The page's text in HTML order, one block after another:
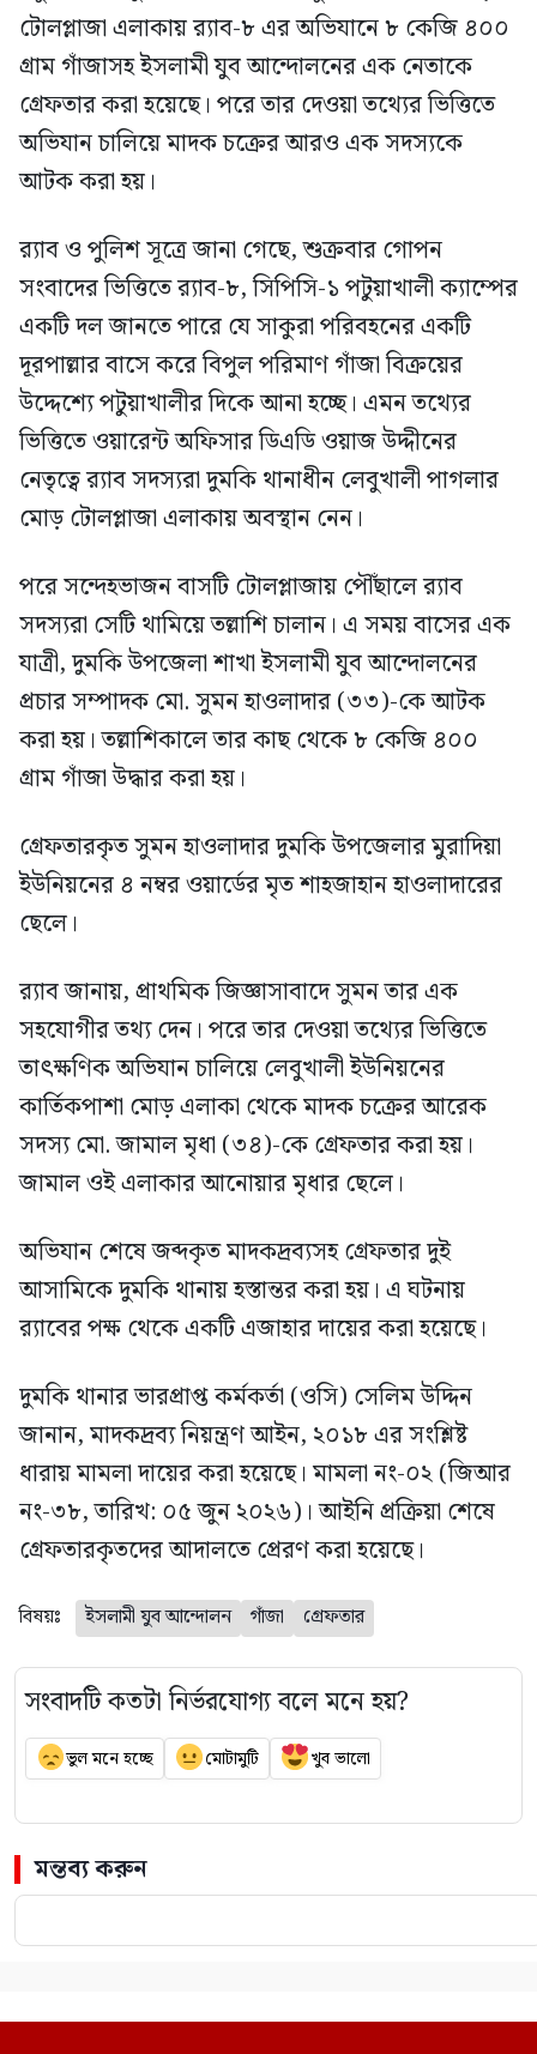
টোলপ্লাজা এলাকায় র‍্যাব-৮ এর অভিযানে ৮ কেজি ৪০০
গ্রাম গাঁজাসহ ইসলামী যুব আন্দোলনের এক নেতাকে
গ্রেফতার করা হয়েছে। পরে তার দেওয়া তথ্যের ভিত্তিতে
অভিযান চালিয়ে মাদক চক্রের আরও এক সদস্যকে
আটক করা হয়।
র‍্যাব ও পুলিশ সূত্রে জানা গেছে, শুক্রবার গোপন
সংবাদের ভিত্তিতে র‍্যাব-৮, সিপিসি-১ পটুয়াখালী ক্যাম্পের
একটি দল জানতে পারে যে সাকুরা পরিবহনের একটি
দূরপাল্লার বাসে করে বিপুল পরিমাণ গাঁজা বিক্রয়ের
উদ্দেশ্যে পটুয়াখালীর দিকে আনা হচ্ছে। এমন তথ্যের
ভিত্তিতে ওয়ারেন্ট অফিসার ডিএডি ওয়াজ উদ্দীনের
নেতৃত্বে র‍্যাব সদস্যরা দুমকি থানাধীন লেবুখালী পাগলার
মোড় টোলপ্লাজা এলাকায় অবস্থান নেন।
পরে সন্দেহভাজন বাসটি টোলপ্লাজায় পৌঁছালে র‍্যাব
সদস্যরা সেটি থামিয়ে তল্লাশি চালান। এ সময় বাসের এক
যাত্রী, দুমকি উপজেলা শাখা ইসলামী যুব আন্দোলনের
প্রচার সম্পাদক মো. সুমন হাওলাদার (৩৩)-কে আটক
করা হয়। তল্লাশিকালে তার কাছ থেকে ৮ কেজি ৪০০
গ্রাম গাঁজা উদ্ধার করা হয়।
গ্রেফতারকৃত সুমন হাওলাদার দুমকি উপজেলার মুরাদিয়া
ইউনিয়নের ৪ নম্বর ওয়ার্ডের মৃত শাহজাহান হাওলাদারের
ছেলে।
র‍্যাব জানায়, প্রাথমিক জিজ্ঞাসাবাদে সুমন তার এক
সহযোগীর তথ্য দেন। পরে তার দেওয়া তথ্যের ভিত্তিতে
তাৎক্ষণিক অভিযান চালিয়ে লেবুখালী ইউনিয়নের
কার্তিকপাশা মোড় এলাকা থেকে মাদক চক্রের আরেক
সদস্য মো. জামাল মৃধা (৩৪)-কে গ্রেফতার করা হয়।
জামাল ওই এলাকার আনোয়ার মৃধার ছেলে।
অভিযান শেষে জব্দকৃত মাদকদ্রব্যসহ গ্রেফতার দুই
আসামিকে দুমকি থানায় হস্তান্তর করা হয়। এ ঘটনায়
র‍্যাবের পক্ষ থেকে একটি এজাহার দায়ের করা হয়েছে।
দুমকি থানার ভারপ্রাপ্ত কর্মকর্তা (ওসি) সেলিম উদ্দিন
জানান, মাদকদ্রব্য নিয়ন্ত্রণ আইন, ২০১৮ এর সংশ্লিষ্ট
ধারায় মামলা দায়ের করা হয়েছে। মামলা নং-০২ (জিআর
নং-৩৮, তারিখ: ০৫ জুন ২০২৬)। আইনি প্রক্রিয়া শেষে
গ্রেফতারকৃতদের আদালতে প্রেরণ করা হয়েছে।
বিষয়ঃ ইসলামী যুব আন্দোলন গাঁজা গ্রেফতার
সংবাদটি কতটা নির্ভরযোগ্য বলে মনে হয়?
ভুল মনে হচ্ছে মোটামুটি খুব ভালো
মন্তব্য করুন